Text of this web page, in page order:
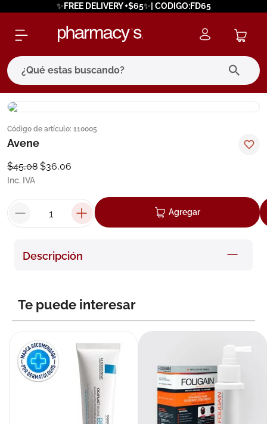
✨FREE DELIVERY +$65✨| CODIGO:FD65
¿Qué estas buscando?
Código de artículo: 110005
Avene
$45,08 $36,06
Inc. IVA
Agregar
Descripción
Te puede interesar
términos más buscados
1. eucerin
bioderma
cerave
7. isdin
10.pañales